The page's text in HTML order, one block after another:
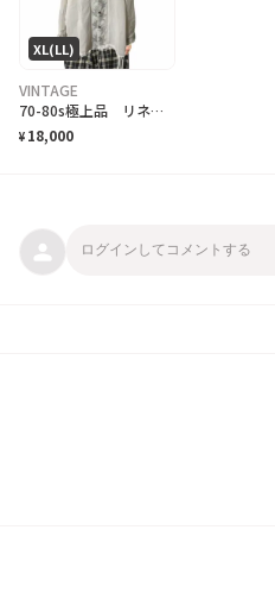
XL(LL)
VINTAGE
70-80s極上品 リネンライク サンプル鳳凰 fenix刺繍 マフィアシャツ
¥ 18,000